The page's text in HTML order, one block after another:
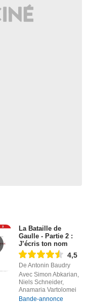
La Bataille de
Gaulle - Partie 2 :
J’écris ton nom
4,5
De Antonin Baudry
Avec Simon Abkarian,
Niels Schneider,
Anamaria Vartolomei
Bande-annonce